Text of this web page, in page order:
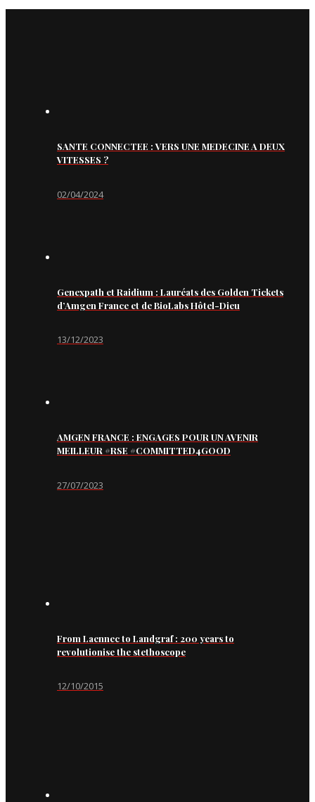
SANTE CONNECTEE : VERS UNE MEDECINE A DEUX
VITESSES ?
02/04/2024
Genexpath et Raidium : Lauréats des Golden Tickets
d’Amgen France et de BioLabs Hôtel-Dieu
13/12/2023
AMGEN FRANCE : ENGAGES POUR UN AVENIR
MEILLEUR #RSE #COMMITTED4GOOD
27/07/2023
From Laennec to Landgraf : 200 years to
revolutionise the stethoscope
12/10/2015